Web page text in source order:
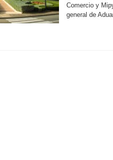
Comercio y
general de